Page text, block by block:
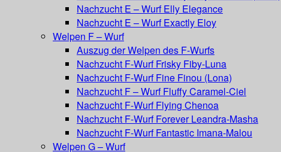
Nachzucht E – Wurf Elly Elegance
Nachzucht E – Wurf Exactly Eloy
Welpen F – Wurf
Auszug der Welpen des F-Wurfs
Nachzucht F-Wurf Frisky Fiby-Luna
Nachzucht F-Wurf Fine Finou (Lona)
Nachzucht F – Wurf Fluffy Caramel-Ciel
Nachzucht F-Wurf Flying Chenoa
Nachzucht F-Wurf Forever Leandra-Masha
Nachzucht F-Wurf Fantastic Imana-Malou
Welpen G – Wurf